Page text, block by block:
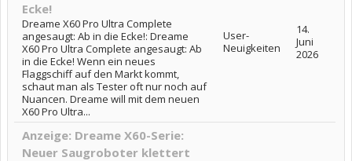
Ecke!
Dreame X60 Pro Ultra Complete
angesaugt: Ab in die Ecke!: Dreame
X60 Pro Ultra Complete angesaugt: Ab
in die Ecke! Wenn ein neues
Flaggschiff auf den Markt kommt,
schaut man als Tester oft nur noch auf
Nuancen. Dreame will mit dem neuen
X60 Pro Ultra...
User-
Neuigkeiten
14.
Juni
2026
Anzeige: Dreame X60-Serie:
Neuer Saugroboter klettert